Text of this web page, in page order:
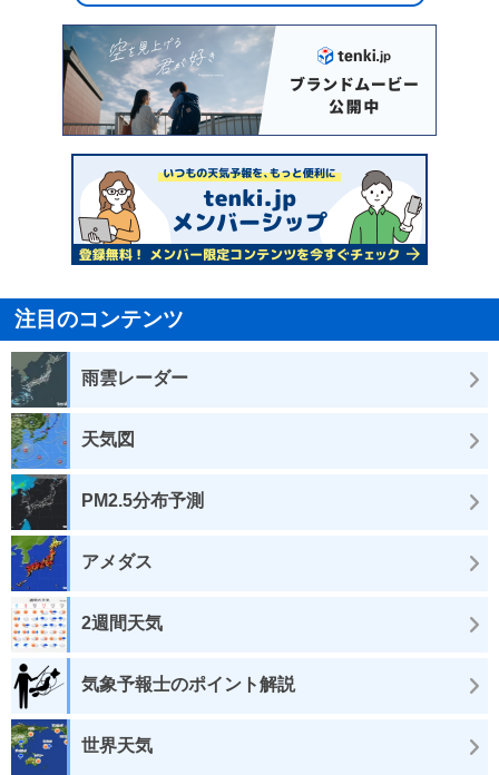
注目のコンテンツ
雨雲レーダー
天気図
PM2.5分布予測
アメダス
2週間天気
気象予報士のポイント解説
世界天気